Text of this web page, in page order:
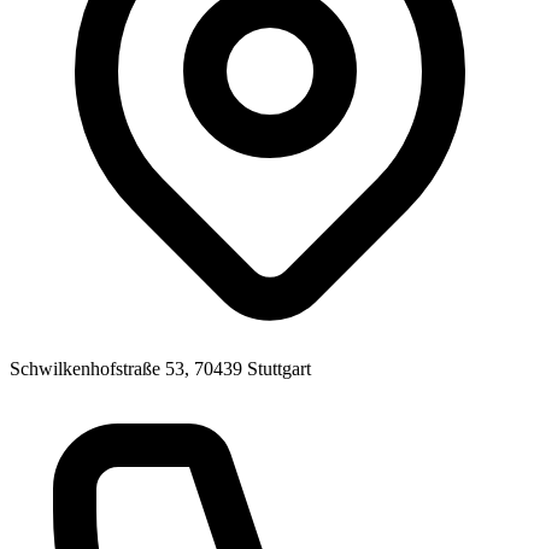
Schwilkenhofstraße 53, 70439 Stuttgart